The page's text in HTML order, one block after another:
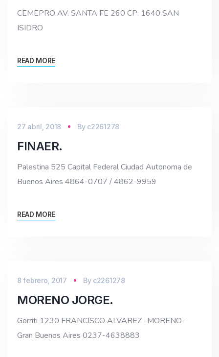
CEMEPRO AV. SANTA FE 260 CP: 1640 SAN
ISIDRO
READ MORE
27 abril, 2018 By c2261278
FINAER.
Palestina 525 Capital Federal Ciudad Autonoma de
Buenos Aires 4864-0707 / 4862-9959
READ MORE
8 febrero, 2017 By c2261278
MORENO JORGE.
Gorriti 1230 FRANCISCO ALVAREZ -MORENO-
Gran Buenos Aires 0237-4638883